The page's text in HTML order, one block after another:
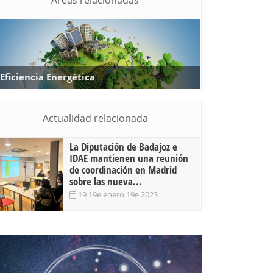
Eficiencia Energética
Actualidad relacionada
La Diputación de Badajoz e
IDAE mantienen una reunión
de coordinación en Madrid
sobre las nueva...
19 19e enero 19e 2023